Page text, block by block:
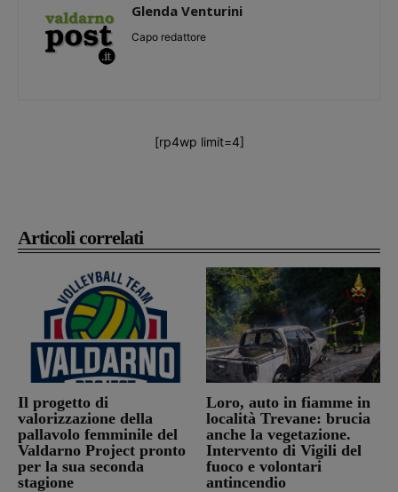
Articoli correlati
Il progetto di
valorizzazione della
pallavolo femminile del
Valdarno Project pronto
per la sua seconda
stagione
Loro, auto in fiamme in
località Trevane: brucia
anche la vegetazione.
Intervento di Vigili del
fuoco e volontari
antincendio
Glenda Venturini
Capo redattore
[rp4wp limit=4]